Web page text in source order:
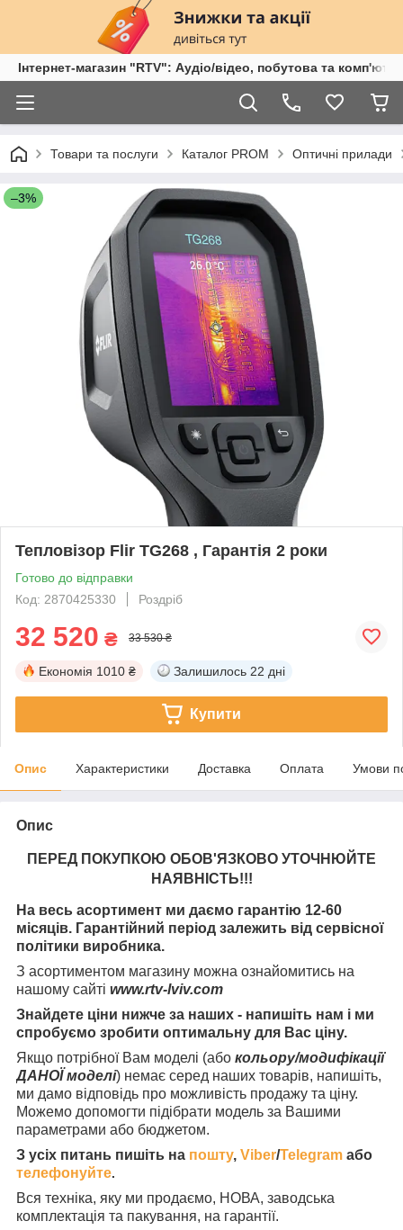
Інтернет-магазин "RTV": Аудіо/відео, побутова та
Товари та послуги Каталог PROM Оптичні прилади
–3%
Тепловізор Flir TG268 , Гарантія 2 роки
Готово до відправки
Код: 2870425330
Роздріб
32 520 ₴ 33 530 ₴
Економія 1010 ₴ Залишилось 22 дні
Купити
Опис Характеристики Доставка Оплата Умови
Опис
ПЕРЕД ПОКУПКОЮ ОБОВ'ЯЗКОВО УТОЧНЮЙТЕ
НАЯВНІСТЬ!!!
На весь асортимент ми даємо гарантію 12-60
місяців. Гарантійний період залежить від сервісної
політики виробника.
З асортиментом магазину можна ознайомитись на
нашому сайті www.rtv-lviv.com
Знайдете ціни нижче за наших - напишіть нам і ми
спробуємо зробити оптимальну для Вас ціну.
Якщо потрібної Вам моделі (або кольору/модифікації
ДАНОЇ моделі) немає серед наших товарів, напишіть,
ми дамо відповідь про можливість продажу та ціну.
Можемо допомогти підібрати модель за Вашими
параметрами або бюджетом.
З усіх питань пишіть на пошту, Viber/Telegram або
телефонуйте.
Вся техніка, яку ми продаємо, НОВА, заводська
комплектація та пакування, на гарантії.